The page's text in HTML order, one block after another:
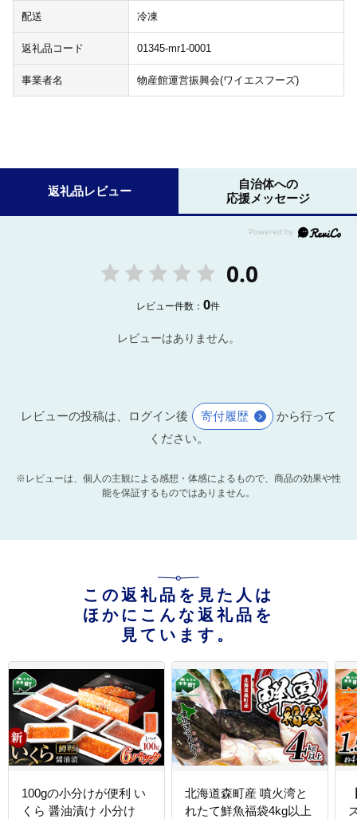
配送 冷凍
返礼品コード 01345-mr1-0001
事業者名 物産館運営振興会(ワイエスフーズ)
返礼品レビュー
自治体への
応援メッセージ
0.0
レビュー件数：0件
レビューはありません。
レビューの投稿は、ログイン後 寄付履歴
から行って
ください。
※レビューは、個人の主観による感想・体感によるもので、商品の効果や性
能を保証するものではありません。
この返礼品を見た人は
ほかにこんな返礼品を
見ています。
100gの小分けが便利 い
くら 醤油漬け 小分け
北海道森町産 噴火湾と
れたて鮮魚福袋4kg以上